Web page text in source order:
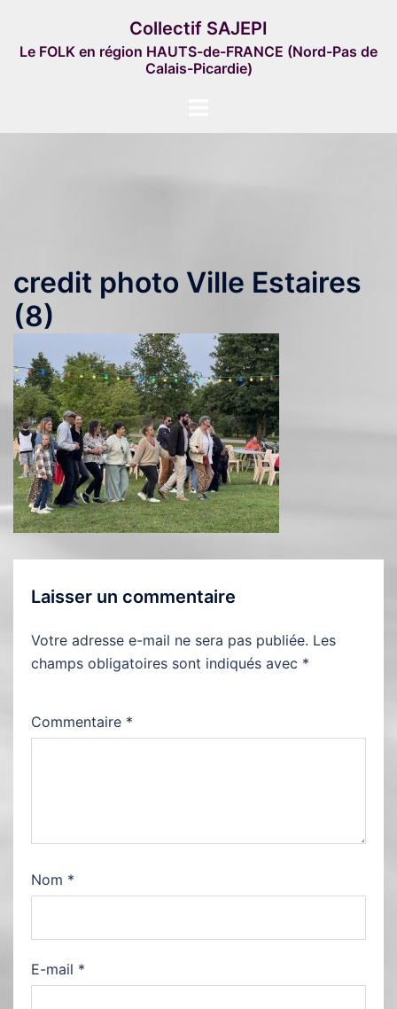
contenu
Collectif SAJEPI
Le FOLK en région HAUTS-de-FRANCE (Nord-Pas de
Calais-Picardie)
credit photo Ville Estaires
(8)
Laisser un commentaire
Votre adresse e-mail ne sera pas publiée. Les
champs obligatoires sont indiqués avec *
Commentaire *
Nom *
E-mail *